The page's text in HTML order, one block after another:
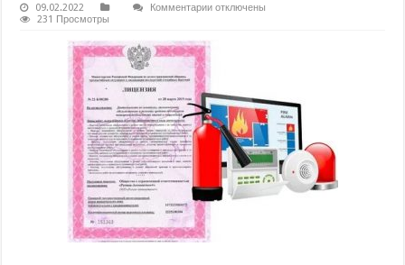
09.02.2022 Комментариикотключены
231 Просмотры